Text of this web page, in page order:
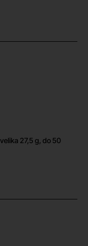
27,5 g, do 50